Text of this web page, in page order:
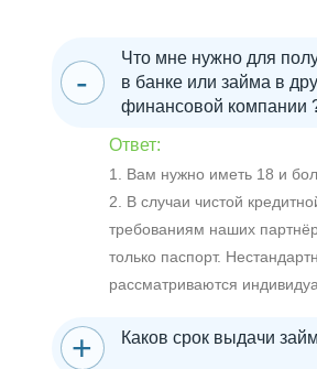
Что мне нужно для
в банке или займа в
финансовой компании
Ответ:
1. Вам нужно иметь 18 и
2. В случаи чистой
требованиям наших
только паспорт.
рассматриваются
Каков срок выдачи